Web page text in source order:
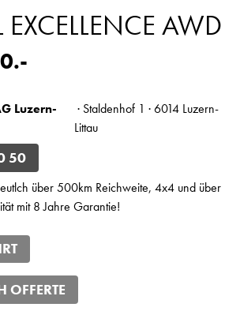
EXCELLENCE AWD
Luzern-
· Staldenhof 1 · 6014 Luzern-
Littau
50
über 500km Reichweite, 4x4 und über
mit 8 Jahre Garantie!
OFFERTE